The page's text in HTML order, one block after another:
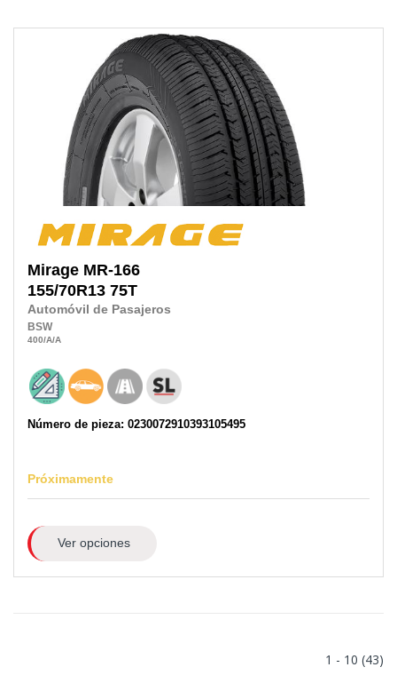
Mirage MR-166
155/70R13 75T
Automóvil de Pasajeros
BSW
400/A/A
Número de pieza: 0230072910393105495
Próximamente
Ver opciones
1 - 10 (43)